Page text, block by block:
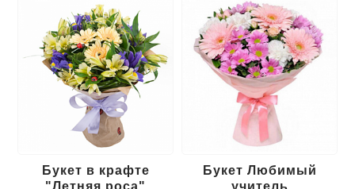
Букет в крафте
"Летняя роса"
Букет Любимый
учитель